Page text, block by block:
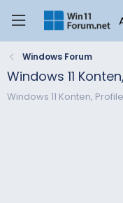
Windows Forum
Windows 11
Windows 11 Konten,